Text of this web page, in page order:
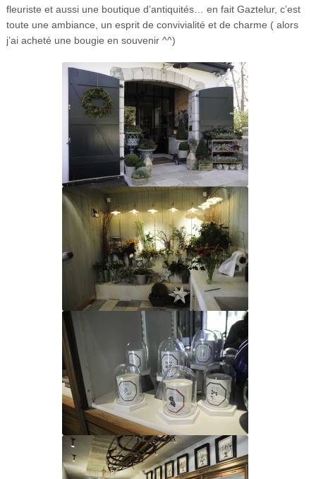
fleuriste et aussi une boutique d’antiquités… en fait Gaztelur, c’est
toute une ambiance, un esprit de convivialité et de charme ( alors
j’ai acheté une bougie en souvenir ^^)